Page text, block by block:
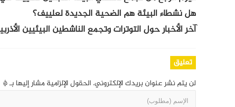
هل نشطاء البيئة هم الضحية الجديدة لعلييف؟
آخر الأخبار حول التوترات وتجمع الناشطين البيئيين
تعليق
لن يتم نشر عنوان بريدك الإلكتروني. الحقول الإلزامية مشار إليها بـ*